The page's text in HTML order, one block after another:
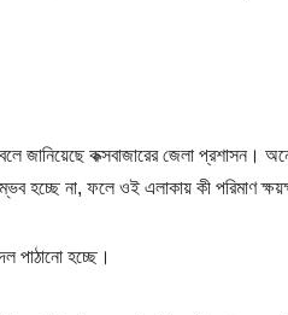
বলে জানিয়েছে কক্সবাজারের জেলা প্রশাসন।
হচ্ছে না, ফলে ওই এলাকায় কী পরিমাণ
পাঠানো হচ্ছে।